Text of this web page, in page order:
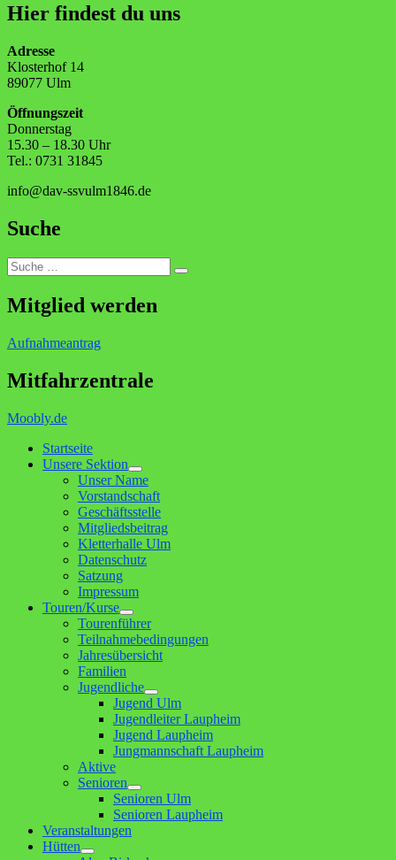
Hier findest du uns
Adresse
Klosterhof 14
89077 Ulm
Öffnungszeit
Donnerstag
15.30 – 18.30 Uhr
Tel.: 0731 31845
info@dav-ssvulm1846.de
Suche
Suche
nach:
Suchen
Mitglied werden
Aufnahmeantrag
Mitfahrzentrale
Moobly.de
Startseite
Unsere Sektion
Untermenü
anzeigen
Unser Name
Vorstandschaft
Geschäftsstelle
Mitgliedsbeitrag
Kletterhalle Ulm
Datenschutz
Satzung
Impressum
Touren/Kurse
Untermenü
anzeigen
Tourenführer
Teilnahmebedingungen
Jahresübersicht
Familien
Jugendliche
Untermenü
anzeigen
Jugend Ulm
Jugendleiter Laupheim
Jugend Laupheim
Jungmannschaft Laupheim
Aktive
Senioren
Untermenü
anzeigen
Senioren Ulm
Senioren Laupheim
Veranstaltungen
Hütten
Untermenü